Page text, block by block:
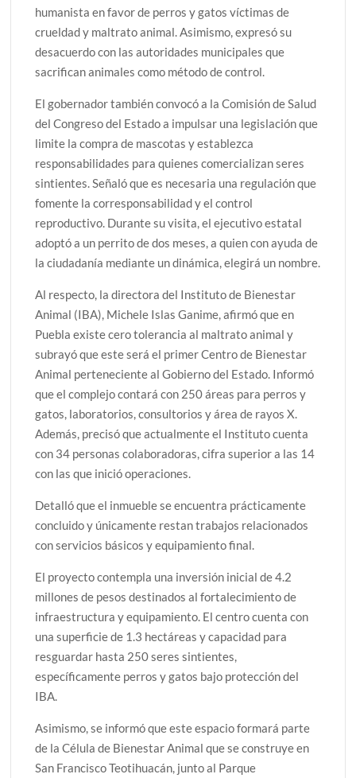
humanista en favor de perros y gatos víctimas de
crueldad y maltrato animal. Asimismo, expresó su
desacuerdo con las autoridades municipales que
sacrifican animales como método de control.
El gobernador también convocó a la Comisión de Salud
del Congreso del Estado a impulsar una legislación que
limite la compra de mascotas y establezca
responsabilidades para quienes comercializan seres
sintientes. Señaló que es necesaria una regulación que
fomente la corresponsabilidad y el control
reproductivo. Durante su visita, el ejecutivo estatal
adoptó a un perrito de dos meses, a quien con ayuda de
la ciudadanía mediante un dinámica, elegirá un nombre.
Al respecto, la directora del Instituto de Bienestar
Animal (IBA), Michele Islas Ganime, afirmó que en
Puebla existe cero tolerancia al maltrato animal y
subrayó que este será el primer Centro de Bienestar
Animal perteneciente al Gobierno del Estado. Informó
que el complejo contará con 250 áreas para perros y
gatos, laboratorios, consultorios y área de rayos X.
Además, precisó que actualmente el Instituto cuenta
con 34 personas colaboradoras, cifra superior a las 14
con las que inició operaciones.
Detalló que el inmueble se encuentra prácticamente
concluido y únicamente restan trabajos relacionados
con servicios básicos y equipamiento final.
El proyecto contempla una inversión inicial de 4.2
millones de pesos destinados al fortalecimiento de
infraestructura y equipamiento. El centro cuenta con
una superficie de 1.3 hectáreas y capacidad para
resguardar hasta 250 seres sintientes,
específicamente perros y gatos bajo protección del
IBA.
Asimismo, se informó que este espacio formará parte
de la Célula de Bienestar Animal que se construye en
San Francisco Teotihuacán, junto al Parque